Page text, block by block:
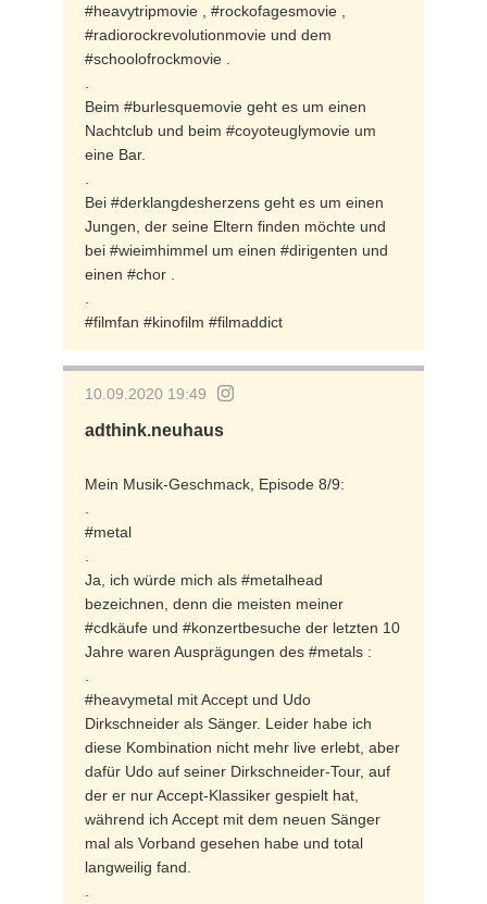
#heavytripmovie , #rockofagesmovie ,
#radiorockrevolutionmovie und dem
#schoolofrockmovie .
Beim #burlesquemovie geht es um einen
Nachtclub und beim #coyoteuglymovie um
eine Bar.
Bei #derklangdesherzens geht es um einen
Jungen, der seine Eltern finden möchte und
bei #wieimhimmel um einen #dirigenten und
einen #chor .
#filmfan #kinofilm #filmaddict
10.09.2020 19:49
adthink.neuhaus
Mein Musik-Geschmack, Episode 8/9:
#metal
Ja, ich würde mich als #metalhead
bezeichnen, denn die meisten meiner
#cdkäufe und #konzertbesuche der letzten 10
Jahre waren Ausprägungen des #metals :
#heavymetal mit Accept und Udo
Dirkschneider als Sänger. Leider habe ich
diese Kombination nicht mehr live erlebt, aber
dafür Udo auf seiner Dirkschneider-Tour, auf
der er nur Accept-Klassiker gespielt hat,
während ich Accept mit dem neuen Sänger
mal als Vorband gesehen habe und total
langweilig fand.